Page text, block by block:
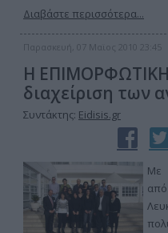
Διαβάστε περισσότερα...
Παρασκευή, 07 Μαϊος 2010 23:45
Η
διαχείριση των
Συντάκτης: Eidisis.gr
Με